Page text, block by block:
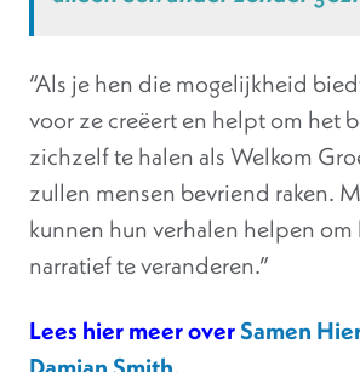
“Als je hen die mogelijkheid
voor ze creëert en helpt om het
zichzelf te halen als Welkom
zullen mensen bevriend raken.
kunnen hun verhalen helpen
narratief te veranderen.”
Lees hier meer overSamen